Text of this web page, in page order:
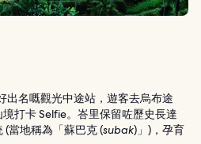
出名嘅觀光中途站，遊客去烏布途
打卡 Selfie。峇里保留咗歷史長達
(當地稱為「蘇巴克 (subak)」)，孕育